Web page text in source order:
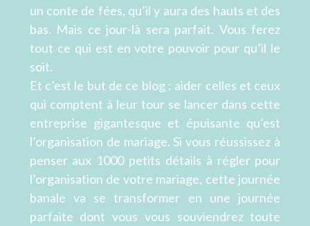
un conte de fées, qu’il y aura des hauts et des
bas. Mais ce jour-là sera parfait. Vous ferez
tout ce qui est en votre pouvoir pour qu’il le
soit.
Et c’est le but de ce blog : aider celles et ceux
qui comptent à leur tour se lancer dans cette
entreprise gigantesque et épuisante qu’est
l’organisation de mariage. Si vous réussissez à
penser aux 1000 petits détails à régler pour
l’organisation de votre mariage, cette journée
banale va se transformer en une journée
parfaite dont vous vous souviendrez toute